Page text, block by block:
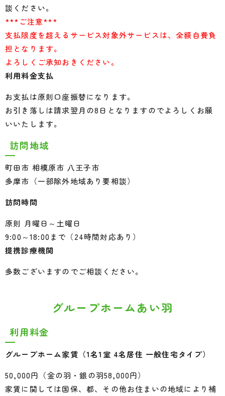
談ください。
***ご注意***
支払限度を超えるサービス対象外サービスは、全額自費負
担となります。
よろしくご承知おきください。
利用料金支払
お支払は原則口座振替になります。
お引き落しは請求翌月の8日となりますのでよろしくお願
いいたします。
訪問地域
町田市 相模原市 八王子市
多摩市（一部除外地域あり要相談）
訪問時間
原則 月曜日～土曜日
9:00～18:00まで（24時間対応あり）
提携診療機関
多数ございますのでご相談ください。
グループホームあい羽
利用料金
グループホーム家賃（1名1室 4名居住 一般住宅タイプ）
50,000円（金の羽・銀の羽58,000円）
家賃に関しては国保、都、その他お住まいの地域により補